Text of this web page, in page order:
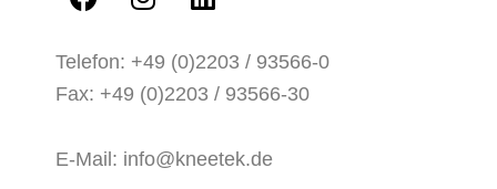
Telefon: +49 (0)2203 / 93566-0
Fax: +49 (0)2203 / 93566-30
E-Mail: info@kneetek.de